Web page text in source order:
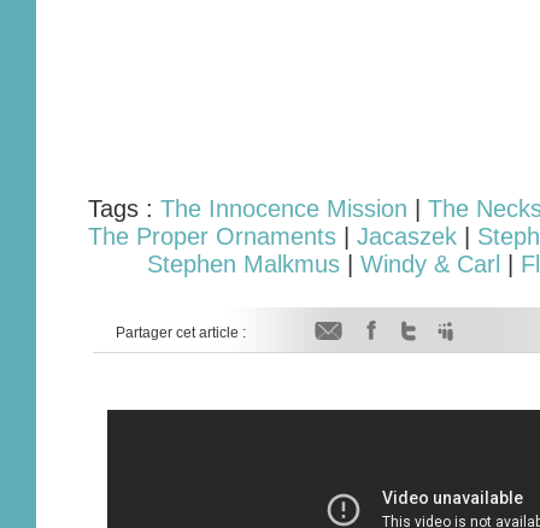
Tags : The Innocence Mission
The
The Proper Ornaments| Jacaszek|
Stephen Malkmus
Windy & Carl
Partager cet article :